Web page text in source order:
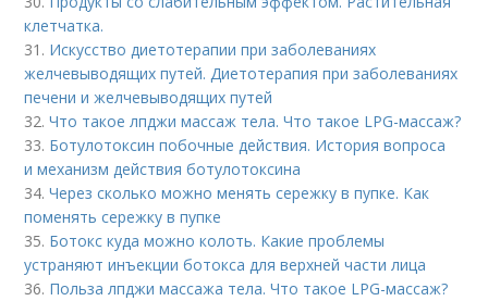
клетчатка.
31. Искусство диетотерапии при заболеваниях
желчевыводящих путей. Диетотерапия при заболеваниях
печени и желчевыводящих путей
32.Что такое лпджи массаж тела. Что такое LPG-массаж?
33. Ботулотоксин побочные действия. История вопроса
и механизм действия ботулотоксина
34.Через сколько можно менять сережку в пупке. Как
поменять сережку в пупке
35. Ботокс куда можно колоть. Какие проблемы
устраняют инъекции ботокса для верхней части лица
36. Польза лпджи массажа тела. Что такое LPG-массаж?